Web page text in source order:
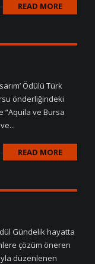
READ MORE
Ödülü Türk
önderliğindeki
“Aquila ve Bursa
READ MORE
Gündelik hayatta
çözüm öneren
düzenlenen